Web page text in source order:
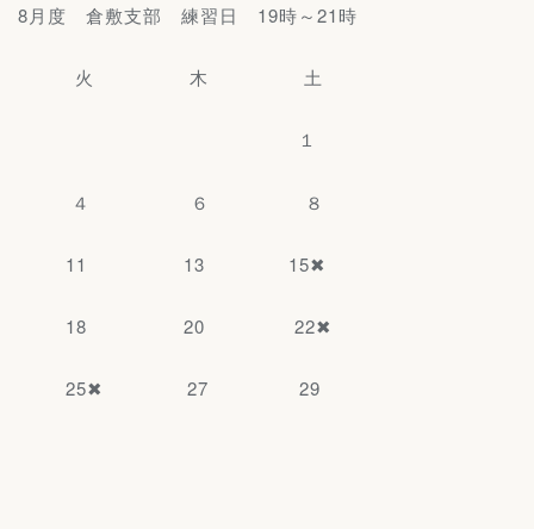
8月度 倉敷支部 練習日 19時～21時
火 木 土
１
４ ６ ８
11 13 15✖
18 20 22✖
25✖ 27 29